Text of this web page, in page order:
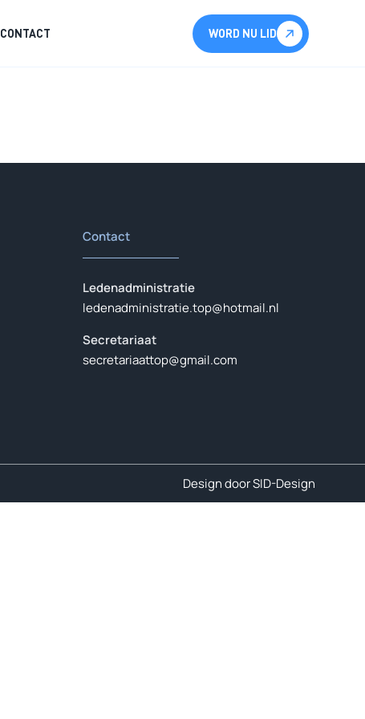
CONTACT WORD NU LID
Contact
Ledenadministratie
ledenadministratie.top@hotmail.nl
Secretariaat
secretariaattop@gmail.com
Design door SID-Design